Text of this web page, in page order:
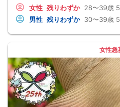
女性 残りわずか 28〜39歳
男性 残りわずか 30〜39歳
女性急